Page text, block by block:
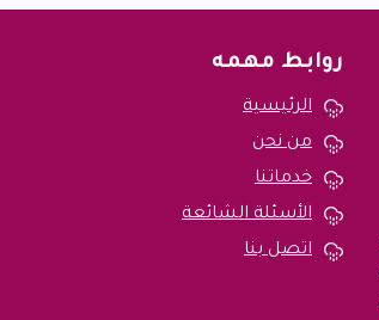
روابط مهمه
الرئيسية
من نحن
خدماتنا
الأسئلة الشائعة
اتصل بنا